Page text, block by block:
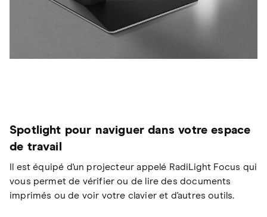
Spotlight pour naviguer dans votre espace
de travail
Il est équipé d'un projecteur appelé RadiLight Focus qui
vous permet de vérifier ou de lire des documents
imprimés ou de voir votre clavier et d'autres outils.